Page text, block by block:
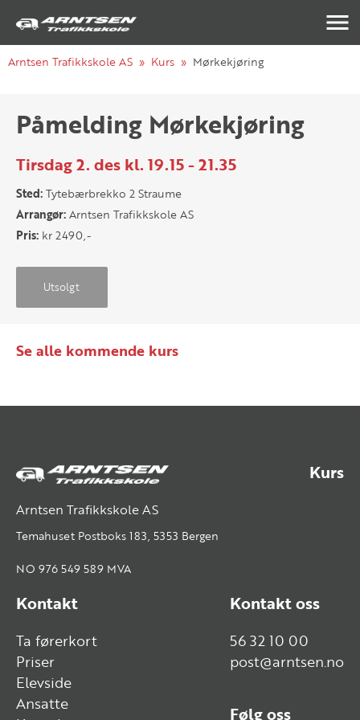
Arntsen Trafikkskole AS Kurs Mørkekjøring
Påmelding Mørkekjøring
Tirsdag 2. des kl. 19.15 - 21.35
Sted:Tytebærbrekko 2 Straume
Arrangør:Arntsen Trafikkskole AS
Pris: kr 2490,-
Utsolgt
Se alle kommende kurs
Arntsen Trafikkskole AS
Temahuset Postboks 183, 5353 Bergen
NO 976 549 589 MVA
Kurs
Kontakt
Ta førerkort
Priser
Elevside
Ansatte
Kontakt oss
56 32 10 00
post@arntsen.no
Følg oss